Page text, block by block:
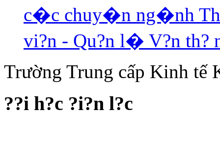
c�c chuy�n ng�nh
vi?n - Qu?n l� V?n th?
Trường Trung cấp Kinh tế
??i h?c ?i?n l?c